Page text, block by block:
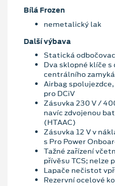
Bílá Frozen
nemetalický lak
Další výbava
Statická
Dva sklopné klíče
centrálního
Airbag
pro DCiV
Zásuvka 230 V /
navíc zdvojenou
(HTAAC)
Zásuvka 12 V v
s Pro Power
Tažné zařízení
přívěsu TCS; nelze
Lapače nečistot
Rezervní ocelové